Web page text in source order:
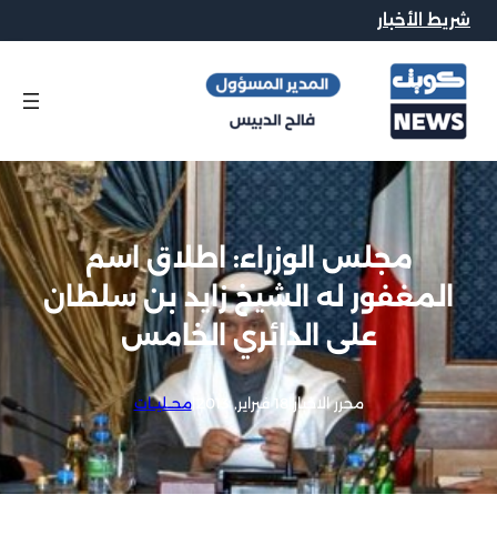
شريط الأخبار
مجلس الوزراء: اطلاق اسم
المغفور له الشيخ زايد بن سلطان
على الدائري الخامس
محرر الاخبار 18 فبراير, 2013 |محــليــات